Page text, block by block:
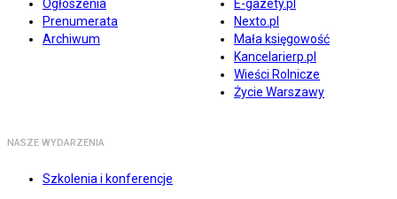
Ogłoszenia
Prenumerata
Archiwum
E-gazety.pl
Nexto.pl
Mała księgowość
Kancelarierp.pl
Wieści Rolnicze
Życie Warszawy
NASZE WYDARZENIA
Szkolenia i konferencje